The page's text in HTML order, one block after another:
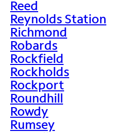
Reed
Reynolds Station
Richmond
Robards
Rockfield
Rockholds
Rockport
Roundhill
Rowdy
Rumsey